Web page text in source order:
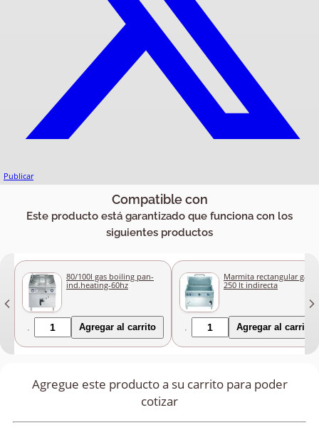
Publicar
Compatible con
Este producto está garantizado que funciona con los
siguientes productos
80/100l gas boiling pan-
ind.heating-60hz
Agregar al carrito
Marmita rectangular gas
250 lt indirecta
Agregar al carrito
Agregue este producto a su carrito para poder
cotizar